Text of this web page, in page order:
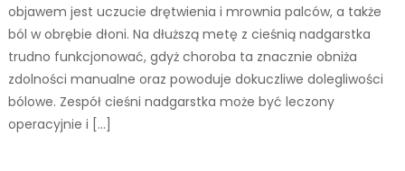
objawem jest uczucie drętwienia i mrownia palców, a także
ból w obrębie dłoni. Na dłuższą metę z cieśnią nadgarstka
trudno funkcjonować, gdyż choroba ta znacznie obniża
zdolności manualne oraz powoduje dokuczliwe dolegliwości
bólowe. Zespół cieśni nadgarstka może być leczony
operacyjnie i […]